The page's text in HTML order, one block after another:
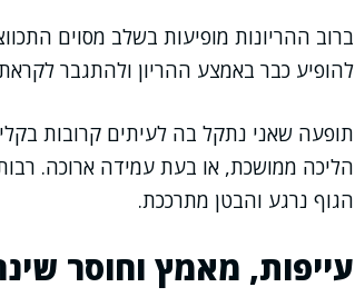
ברוב ההריונות מופיעות בשלב מסוים
להופיע כבר באמצע ההריון ולהתגבר
תופעה שאני נתקל בה לעיתים קרובות
הליכה ממושכת, או בעת עמידה ארוכה.
הגוף נרגע והבטן מתרככת.
עייפות, מאמץ וחוסר